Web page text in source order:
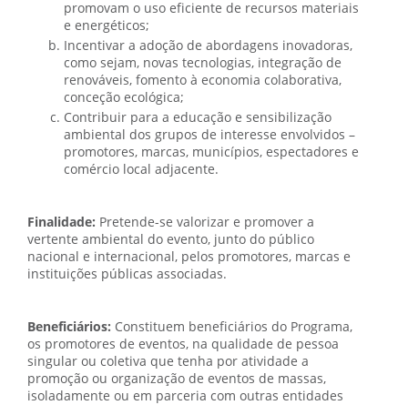
promovam o uso eficiente de recursos materiais
e energéticos;
Incentivar a adoção de abordagens inovadoras,
como sejam, novas tecnologias, integração de
renováveis, fomento à economia colaborativa,
conceção ecológica;
Contribuir para a educação e sensibilização
ambiental dos grupos de interesse envolvidos –
promotores, marcas, municípios, espectadores e
comércio local adjacente.
Finalidade: Pretende-se valorizar e promover a
vertente ambiental do evento, junto do público
nacional e internacional, pelos promotores, marcas e
instituições públicas associadas.
Beneficiários: Constituem beneficiários do Programa,
os promotores de eventos, na qualidade de pessoa
singular ou coletiva que tenha por atividade a
promoção ou organização de eventos de massas,
isoladamente ou em parceria com outras entidades